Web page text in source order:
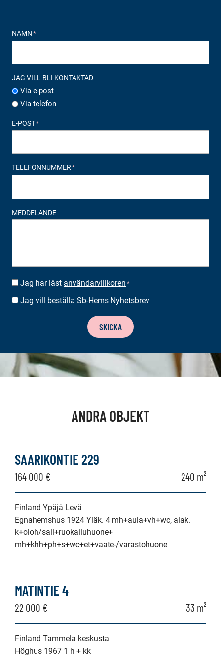
NAMN *
JAG VILL BLI KONTAKTAD
Via e-post
Via telefon
E-POST*
TELEFONNUMMER*
MEDDELANDE
SUOSTUMUS *
Jag har läst användarvillkoren *
BESTÄLLA
Jag vill beställa Sb-Hems Nyhetsbrev
SKICKA
ANDRA OBJEKT
SAARIKONTIE 229
164 000 € 240 m²
Finland Ypäjä Levä
Egnahemshus 1924 Yläk. 4 mh+aula+vh+wc, alak.
k+oloh/sali+ruokailuhuone+
mh+khh+ph+s+wc+et+vaate-/varastohuone
MATINTIE 4
22 000 € 33 m²
Finland Tammela keskusta
Höghus 1967 1 h + kk